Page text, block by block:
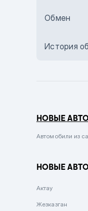
Бежевый
Обмен
История
НОВЫЕ АВТО
Автомобили из
НОВЫЕ
Актау
Жезказган